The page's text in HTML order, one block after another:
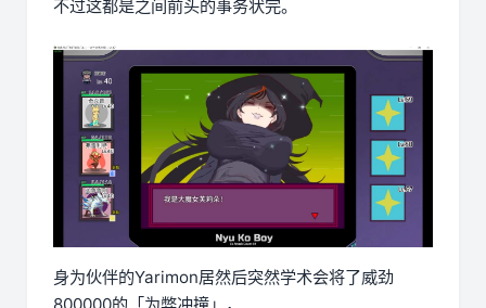
不过这都是之间前头的事务状完。
身为伙伴的Yarimon居然后突然学术会将了威劲